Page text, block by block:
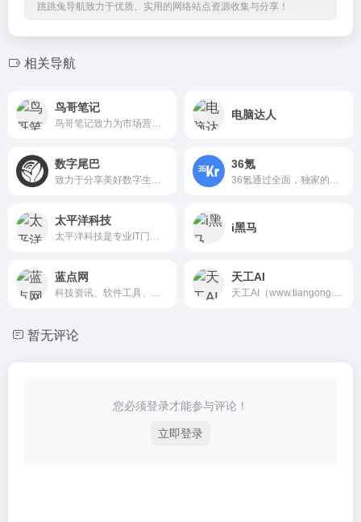
跳跳兔导航致力于优质、实用的网络站点资源收集与分享！
相关导航
鸟哥笔记
电脑达人
数字尾巴 36氪
太平洋科技
i黑马
蓝点网 天工AI
暂无评论
您必须登录才能参与评论！
立即登录